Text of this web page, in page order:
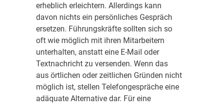
erheblich erleichtern. Allerdings kann
davon nichts ein persönliches Gespräch
ersetzen. Führungskräfte sollten sich so
oft wie möglich mit ihren Mitarbeitern
unterhalten, anstatt eine E-Mail oder
Textnachricht zu versenden. Wenn das
aus örtlichen oder zeitlichen Gründen nicht
möglich ist, stellen Telefongespräche eine
adäquate Alternative dar. Für eine